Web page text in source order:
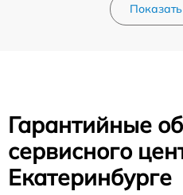
Гарантийные
сервисного
Екатеринбурге